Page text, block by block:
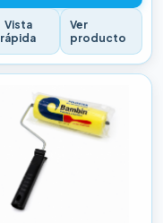
Vista
rápida
Ver
producto